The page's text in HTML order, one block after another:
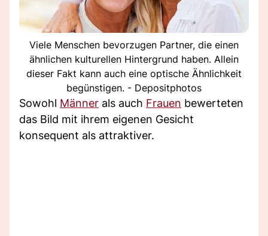
Viele Menschen bevorzugen Partner, die einen
ähnlichen kulturellen Hintergrund haben. Allein
dieser Fakt kann auch eine optische Ähnlichkeit
begünstigen. - Depositphotos
Sowohl Männer als auch Frauen bewerteten
das Bild mit ihrem eigenen Gesicht
konsequent als attraktiver.